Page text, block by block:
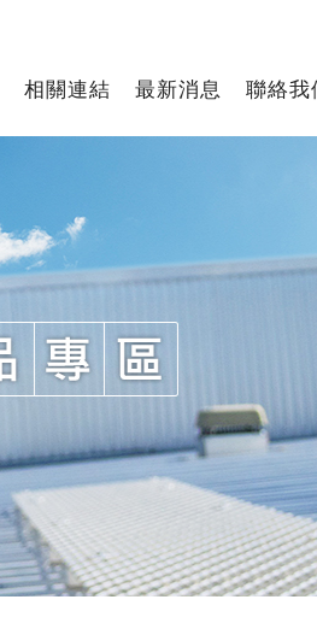
相關連結 最新消息 聯絡我